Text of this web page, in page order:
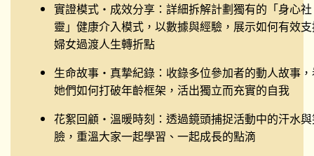
實證模式・成效分享 ：詳細拆解計劃獨有的「身心社
靈」健康介入模式，以數據與經驗，展示如何有效
婦女過渡人生轉折點
生命故事・真摯紀錄 ：收錄多位參加者的動人故事
她們如何打破年齡框架，活出獨立而充實的自我
花絮回顧・溫暖時刻 ：透過鏡頭捕捉活動中的汗水
臉，重溫大家一起學習、一起成長的點滴